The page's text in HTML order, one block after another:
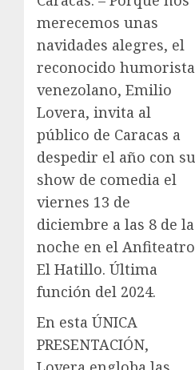
merecemos unas
navidades alegres, el
reconocido humorista
venezolano, Emilio
Lovera, invita al
público de Caracas a
despedir el año con su
show de comedia el
viernes 13 de
diciembre a las 8 de la
noche en el Anfiteatro
El Hatillo. Última
función del 2024.
En esta ÚNICA
PRESENTACIÓN,